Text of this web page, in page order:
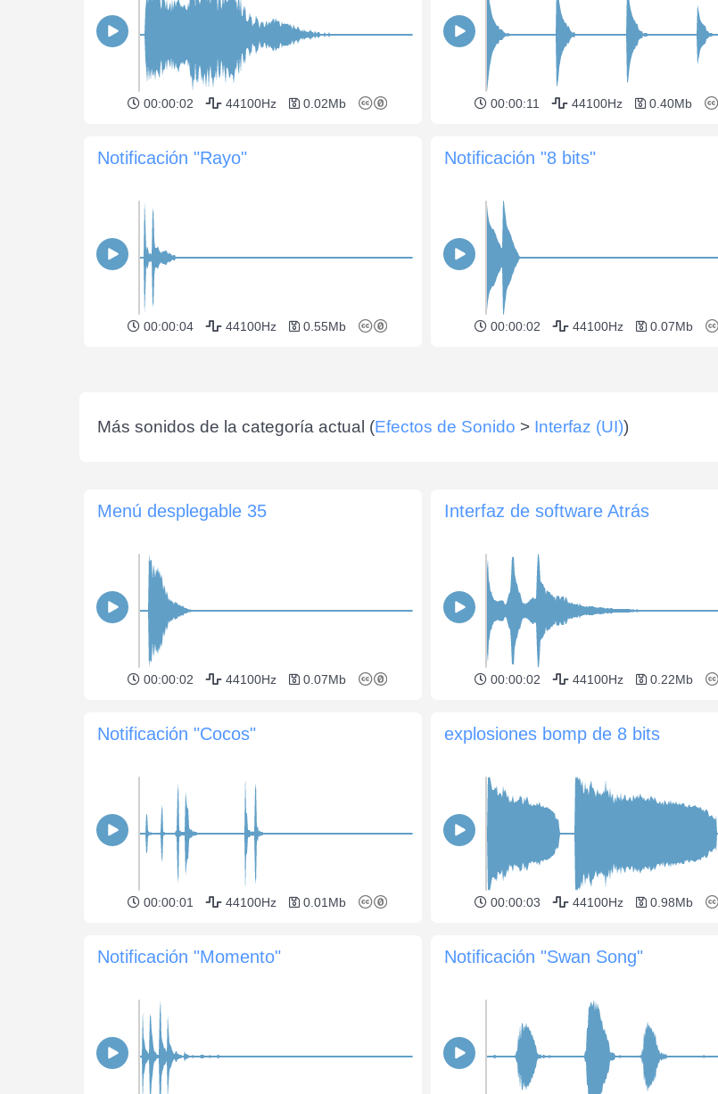
00:00:02 44100Hz 0.02Mb 00:00:11 44100Hz 0.40Mb
Notificación "Rayo"
00:00:04 44100Hz 0.55Mb
Notificación "8 bits"
00:00:02 44100Hz 0.07Mb
Más sonidos de la categoría actual (Efectos de Sonido > Interfaz (UI))
Menú desplegable 35
00:00:02 44100Hz 0.07Mb
Interfaz de software Atrás
00:00:02 44100Hz 0.22Mb
Notificación "Cocos"
00:00:01 44100Hz 0.01Mb
explosiones bomp de 8 bits
00:00:03 44100Hz 0.98Mb
Notificación "Momento" Notificación "Swan Song"